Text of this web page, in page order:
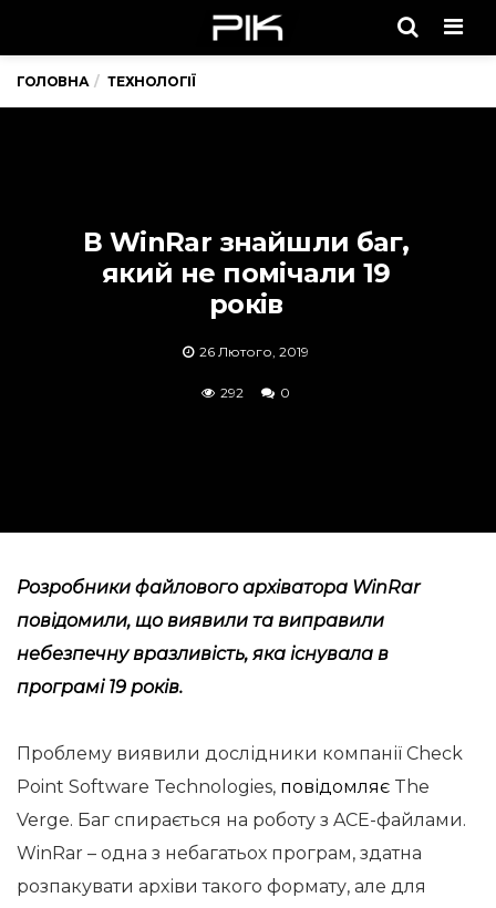
ГОЛОВНА ТЕХНОЛОГІЇ
В WinRar знайшли баг,
який не помічали 19
років
26 Лютого, 2019
292 0
Розробники файлового архіватора WinRar
повідомили, що виявили та виправили
небезпечну вразливість, яка існувала в
програмі 19 років.
Проблему виявили дослідники компанії Check
Point Software Technologies, повідомляє The
Verge. Баг спирається на роботу з ACE-файлами.
WinRar – одна з небагатьох програм, здатна
розпакувати архіви такого формату, але для